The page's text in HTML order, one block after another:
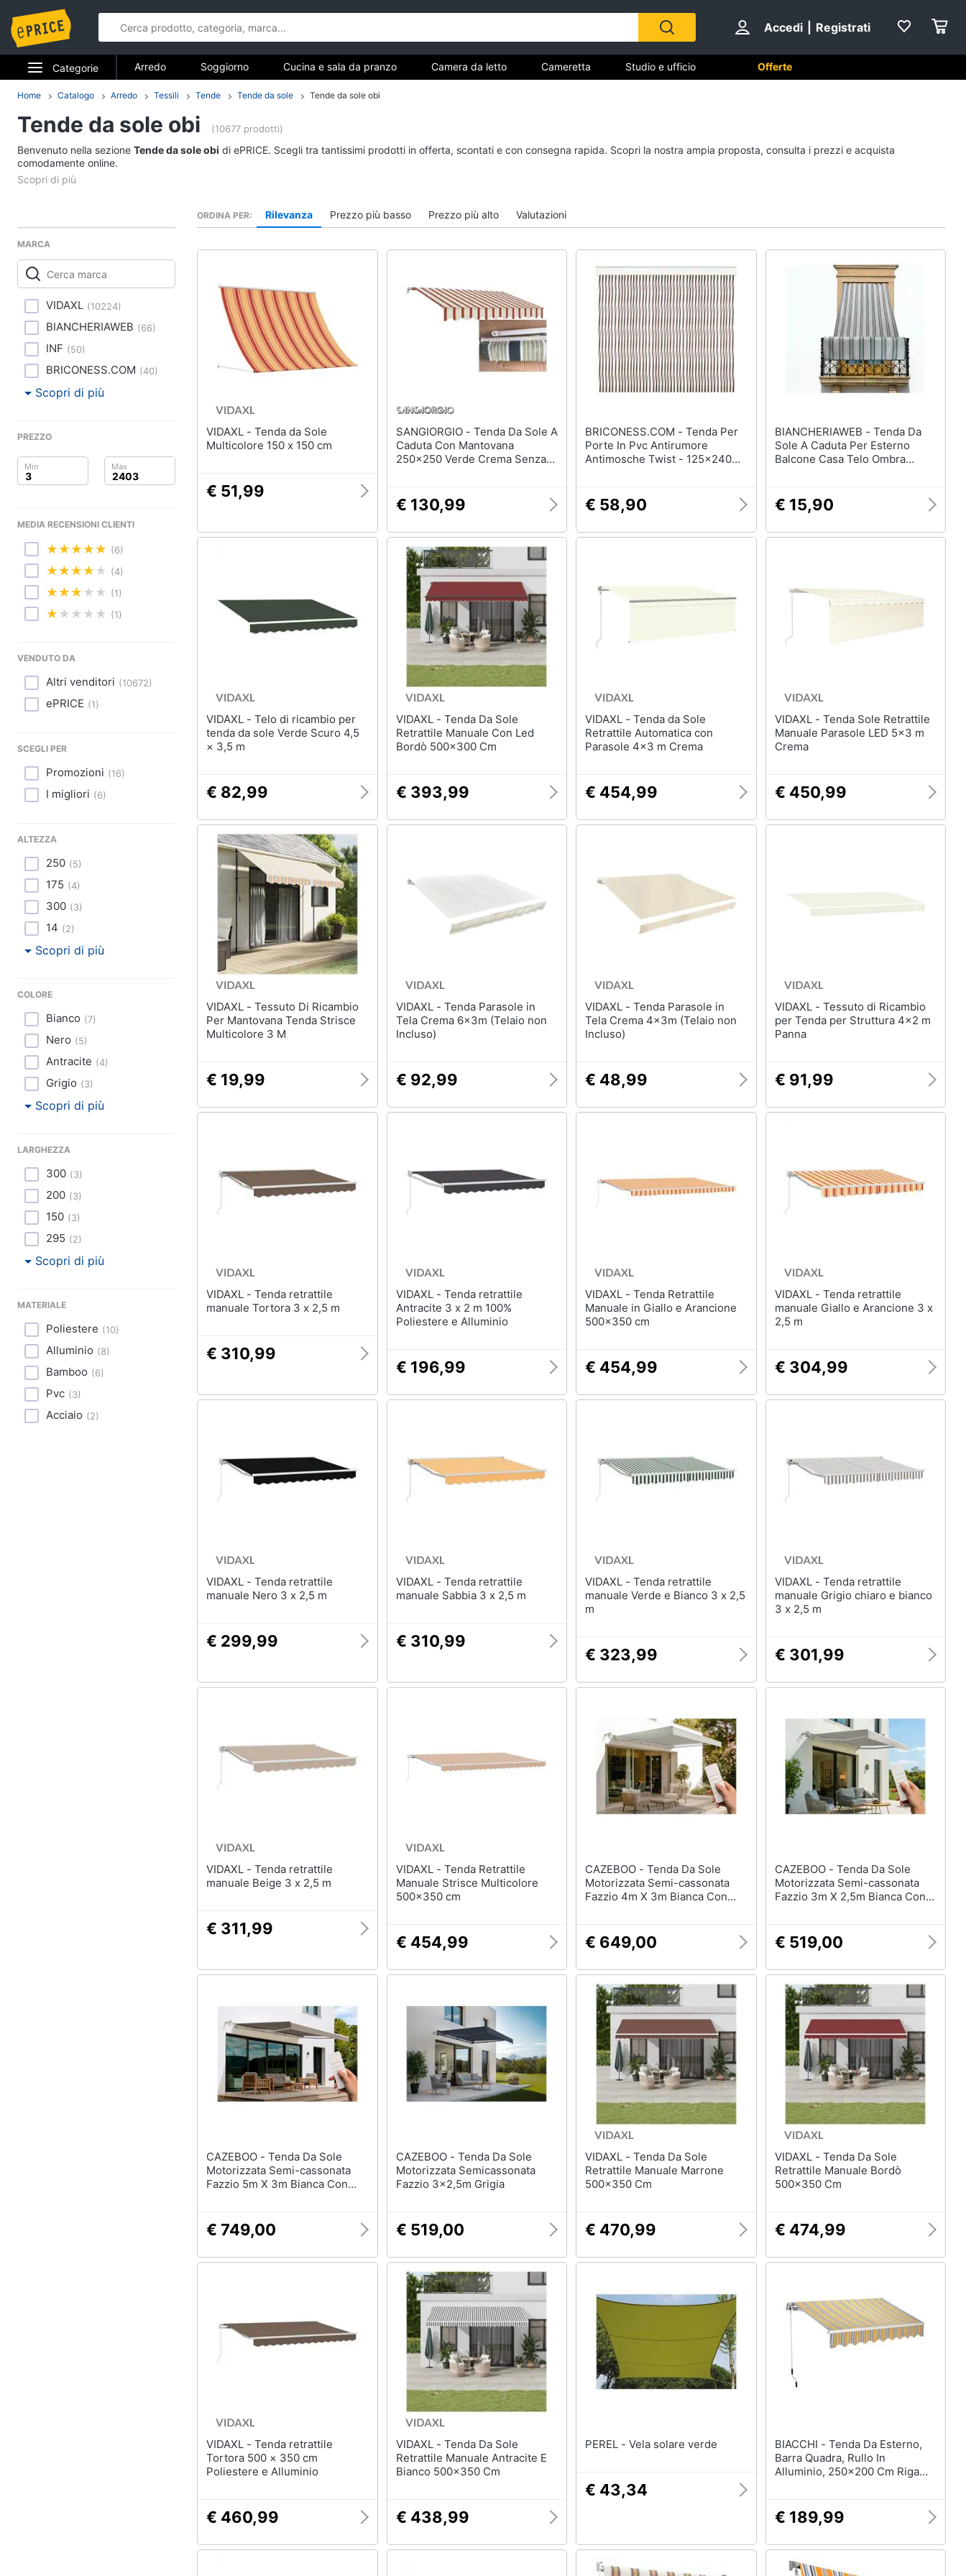
Accedi Registrati
Categorie
Elettrodomestici
Informatica
Telefonia
Smart home
Videogiochi
Audio e musica
Clima
Arredo
Brico e Giardinaggio
Giocattoli
Fotografia
Abbigliamento
Animali
Motori
Libri, cd e dvd
Festività e ricorrenze
Tende
Vedi tutti
Tavolo allungabile
Vedi tutti
Letto matrimoniale
Vedi tutti
Peluche
Vedi tutti
Studio e ufficio
Lampadari
Scrivania
Sedie ufficio
Vedi tutti Vedi tutti
Appendiabiti
Scarpiera
Mobili ingresso
Mobili
Mobili bagno
Divani
Divano letto
Comodini
Sveglia
Orologi da parete
Tessili
Tende
Copridivano
Vedi tutti
Illuminazione
Lampadari
Lampada di sale
Vedi tutti
Arredamento da esterno
Piscine fuori terra
Lavanderia
Armadio portascope
Vedi tutti
Arredo Soggiorno Cucina e sala da pranzo Camera da letto Cameretta Studio e ufficio
Bagno Ingresso Mobili Complementi e decorazioni
Arredamento da esterno
Offerte
Home Catalogo Arredo Tessili Tende Tende da sole Tende da sole obi
Tende da sole obi (10677 prodotti)
Benvenuto nella sezione Tende da sole obi di ePRICE. Scegli tra tantissimi prodotti in offerta, scontati e con consegna rapida. Scopri la nostra ampia proposta, consulta i prezzi e acquista
comodamente online.
MARCA
VIDAXL (10224)
BIANCHERIAWEB (66)
INF (50)
BRICONESS.COM (40)
Scopri di più
PREZZO
MEDIA RECENSIONI CLIENTI
(6)
(4)
(1)
(1)
VENDUTO DA
Altri venditori (10672)
ePRICE (1)
SCEGLI PER
Promozioni (16)
I migliori (6)
ALTEZZA
250 (5)
175 (4)
300 (3)
14 (2)
Scopri di più
COLORE
Bianco (7)
Nero (5)
Antracite (4)
Grigio (3)
Scopri di più
LARGHEZZA
300 (3)
200 (3)
150 (3)
295 (2)
Scopri di più
MATERIALE
Poliestere (10)
Alluminio (8)
Bamboo (6)
Pvc (3)
Acciaio (2)
ORDINA PER Rilevanza Prezzo più basso Prezzo più alto Valutazioni
VIDAXL - Tenda da Sole
Multicolore 150 x 150 cm
€ 51,99
SANGIORGIO - Tenda Da Sole A
Caduta Con Mantovana
250x250 Verde Crema Senza
€ 130,99
BRICONESS.COM - Tenda Per
Porte In Pvc Antirumore
Antimosche Twist - 125x240
€ 58,90
BIANCHERIAWEB - Tenda Da
Sole A Caduta Per Esterno
Balcone Casa Telo Ombra
€ 15,90
VIDAXL - Telo di ricambio per
tenda da sole Verde Scuro 4,5
× 3,5 m
€ 82,99
VIDAXL - Tenda Da Sole
Retrattile Manuale Con Led
Bordò 500x300 Cm
€ 393,99
VIDAXL - Tenda da Sole
Retrattile Automatica con
Parasole 4x3 m Crema
€ 454,99
VIDAXL - Tenda Sole Retrattile
Manuale Parasole LED 5x3 m
Crema
€ 450,99
VIDAXL - Tessuto Di Ricambio
Per Mantovana Tenda Strisce
Multicolore 3 M
€ 19,99
VIDAXL - Tenda Parasole in
Tela Crema 6x3m (Telaio non
Incluso)
€ 92,99
VIDAXL - Tenda Parasole in
Tela Crema 4x3m (Telaio non
Incluso)
€ 48,99
VIDAXL - Tessuto di Ricambio
per Tenda per Struttura 4x2 m
Panna
€ 91,99
VIDAXL - Tenda retrattile
manuale Tortora 3 x 2,5 m
€ 310,99
VIDAXL - Tenda retrattile
Antracite 3 x 2 m 100%
Poliestere e Alluminio
€ 196,99
VIDAXL - Tenda Retrattile
Manuale in Giallo e Arancione
500x350 cm
€ 454,99
VIDAXL - Tenda retrattile
manuale Giallo e Arancione 3 x
2,5 m
€ 304,99
VIDAXL - Tenda retrattile
manuale Nero 3 x 2,5 m
€ 299,99
VIDAXL - Tenda retrattile
manuale Sabbia 3 x 2,5 m
€ 310,99
VIDAXL - Tenda retrattile
manuale Verde e Bianco 3 x 2,5
m
€ 323,99
VIDAXL - Tenda retrattile
manuale Grigio chiaro e bianco
3 x 2,5 m
€ 301,99
VIDAXL - Tenda retrattile
manuale Beige 3 x 2,5 m
€ 311,99
VIDAXL - Tenda Retrattile
Manuale Strisce Multicolore
500x350 cm
€ 454,99
CAZEBOO - Tenda Da Sole
Motorizzata Semi-cassonata
Fazzio 4m X 3m Bianca Con
€ 649,00
CAZEBOO - Tenda Da Sole
Motorizzata Semi-cassonata
Fazzio 3m X 2,5m Bianca Con
€ 519,00
CAZEBOO - Tenda Da Sole
Motorizzata Semi-cassonata
Fazzio 5m X 3m Bianca Con
€ 749,00
CAZEBOO - Tenda Da Sole
Motorizzata Semicassonata
Fazzio 3x2,5m Grigia
€ 519,00
VIDAXL - Tenda Da Sole
Retrattile Manuale Marrone
500x350 Cm
€ 470,99
VIDAXL - Tenda Da Sole
Retrattile Manuale Bordò
500x350 Cm
€ 474,99
VIDAXL - Tenda retrattile
Tortora 500 × 350 cm
Poliestere e Alluminio
€ 460,99
VIDAXL - Tenda Da Sole
Retrattile Manuale Antracite E
Bianco 500x350 Cm
€ 438,99
PEREL - Vela solare verde
€ 43,34
BIACCHI - Tenda Da Esterno,
Barra Quadra, Rullo In
Alluminio, 250x200 Cm Riga
€ 189,99